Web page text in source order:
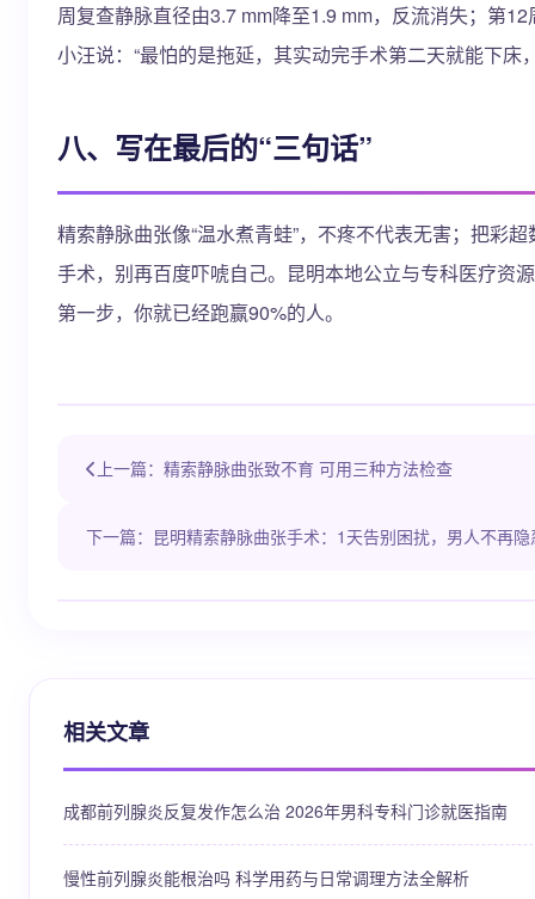
周复查静脉直径由3.7 mm降至1.9 mm，反流消失；第
小汪说：“最怕的是拖延，其实动完手术第二天就能下床
八、写在最后的“三句话”
精索静脉曲张像“温水煮青蛙”，不疼不代表无害；把彩
手术，别再百度吓唬自己。昆明本地公立与专科医疗资
第一步，你就已经跑赢90%的人。
上一篇：精索静脉曲张致不育 可用三种方法检查
下一篇：昆明精索静脉曲张手术：1天告别困扰，男人不再隐
相关文章
成都前列腺炎反复发作怎么治 2026年男科专科门诊就医指南
慢性前列腺炎能根治吗 科学用药与日常调理方法全解析